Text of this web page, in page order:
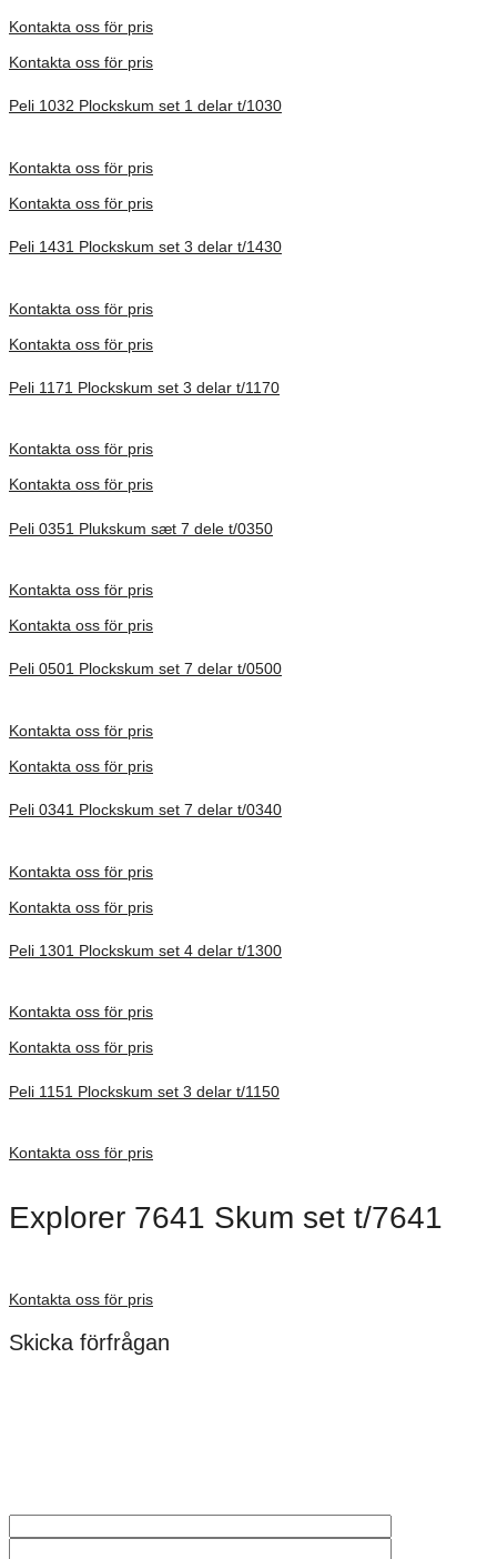
Kontakta oss för pris
Kontakta oss för pris
Peli 1032 Plockskum set 1 delar t/1030
Kontakta oss för pris
Kontakta oss för pris
Peli 1431 Plockskum set 3 delar t/1430
Kontakta oss för pris
Kontakta oss för pris
Peli 1171 Plockskum set 3 delar t/1170
Kontakta oss för pris
Kontakta oss för pris
Peli 0351 Plukskum sæt 7 dele t/0350
Kontakta oss för pris
Kontakta oss för pris
Peli 0501 Plockskum set 7 delar t/0500
Kontakta oss för pris
Kontakta oss för pris
Peli 0341 Plockskum set 7 delar t/0340
Kontakta oss för pris
Kontakta oss för pris
Peli 1301 Plockskum set 4 delar t/1300
Kontakta oss för pris
Kontakta oss för pris
Peli 1151 Plockskum set 3 delar t/1150
Kontakta oss för pris
Explorer 7641 Skum set t/7641
Kontakta oss för pris
Skicka förfrågan